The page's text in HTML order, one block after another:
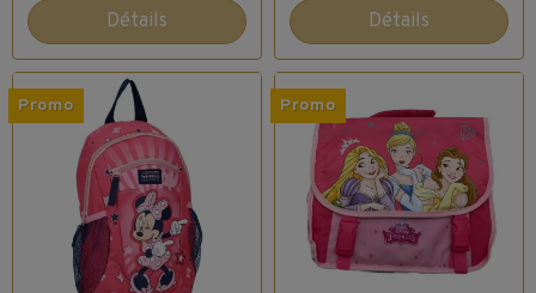
Détails Détails
Promo Promo